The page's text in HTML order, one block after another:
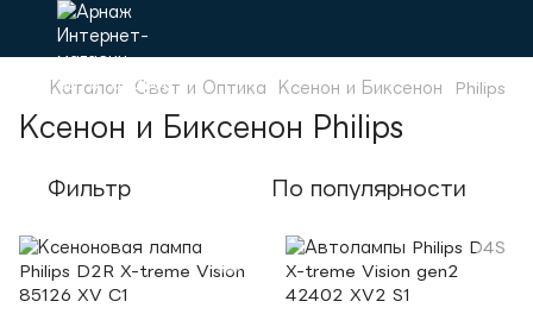
Каталог Свет и Оптика Ксенон и Биксенон Philips
Ксенон и Биксенон Philips
Фильтр По популярности